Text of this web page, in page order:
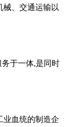
、交通运输以
于一体,是同时
业血统的制造企